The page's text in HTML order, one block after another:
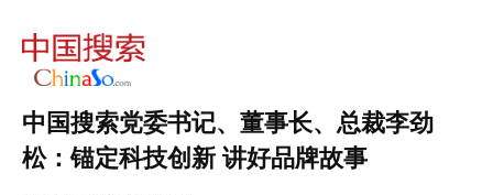
中国搜索党委书记、董事长、总裁李劲
松：锚定科技创新 讲好品牌故事